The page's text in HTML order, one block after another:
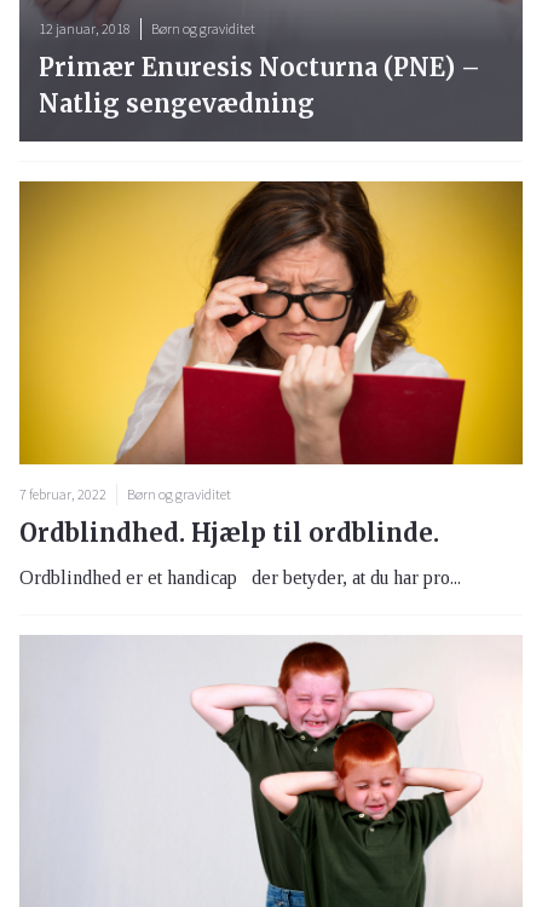
7 februar, 2022 Børn og graviditet
Ordblindhed. Hjælp til ordblinde.
Ordblindhed er et handicap der betyder, at du har pro...
12 januar, 2018 Børn og graviditet
Primær Enuresis Nocturna (PNE) –
Natlig sengevædning